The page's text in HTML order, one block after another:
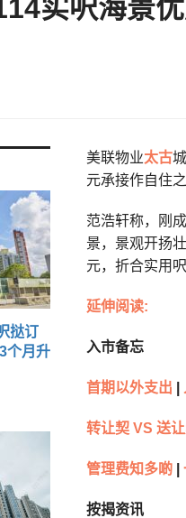
实呎海景
挞订
个月升
美联物业太古
元承接作自住
范浩轩称，刚
景，景观开扬
元，折合实用
延伸阅读:
入市备忘
首期以外支出
转让契 VS 送
管理费知多啲
按揭资讯